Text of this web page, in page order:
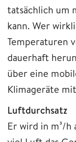
tatsächlich um
kann. Wer
Temperaturen
dauerhaft
über eine
Klimageräte
Luftdurchsatz
Er wird in m³/h